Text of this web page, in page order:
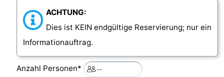
ACHTUNG:
Dies ist KEIN endgültige Reservierung; nur ein
Informationauftrag.
Anzahl Personen*